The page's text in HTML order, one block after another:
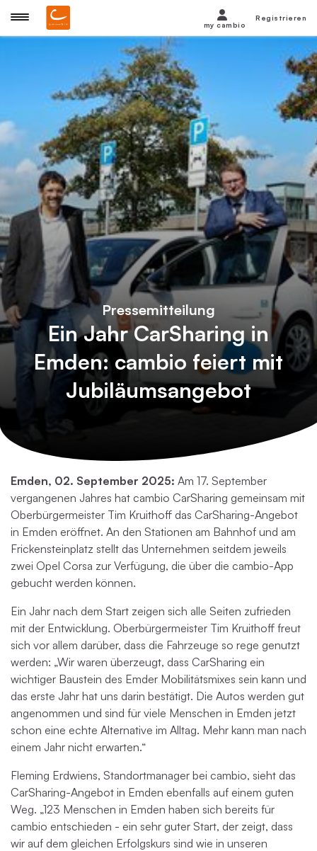
Pressemitteilung
Ein Jahr CarSharing in
Emden: cambio feiert mit
Jubiläumsangebot
Emden, 02. September 2025: Am 17. September
vergangenen Jahres hat cambio CarSharing gemeinsam mit
Oberbürgermeister Tim Kruithoff das CarSharing-Angebot
in Emden eröffnet. An den Stationen am Bahnhof und am
Frickensteinplatz stellt das Unternehmen seitdem jeweils
zwei Opel Corsa zur Verfügung, die über die cambio-App
gebucht werden können.
Ein Jahr nach dem Start zeigen sich alle Seiten zufrieden
mit der Entwicklung. Oberbürgermeister Tim Kruithoff freut
sich vor allem darüber, dass die Fahrzeuge so rege genutzt
werden: „Wir waren überzeugt, dass CarSharing ein
wichtiger Baustein des Emder Mobilitätsmixes sein kann und
das erste Jahr hat uns darin bestätigt. Die Autos werden gut
angenommen und sind für viele Menschen in Emden jetzt
schon eine echte Alternative im Alltag. Mehr kann man nach
einem Jahr nicht erwarten.“
Fleming Erdwiens, Standortmanager bei cambio, sieht das
CarSharing-Angebot in Emden ebenfalls auf einem guten
Weg. „123 Menschen in Emden haben sich bereits für
cambio entschieden - ein sehr guter Start, der zeigt, dass
wir auf dem gleichen Erfolgskurs sind wie in unseren
my cambio
Registrieren